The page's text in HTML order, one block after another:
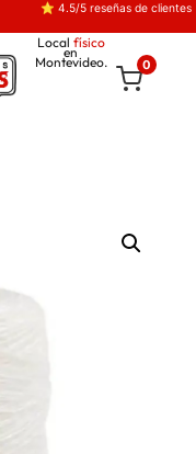
⭐ 4.5/5 reseñas de clientes
Local físico
en
Montevideo. 0